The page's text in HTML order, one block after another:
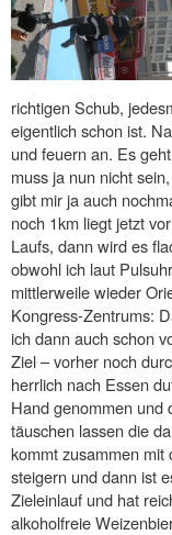
richtigen Schub,
eigentlich schon ist.
und feuern an. Es
muss ja nun nicht
gibt mir ja auch
noch 1km liegt jetzt
Laufs, dann wird es
obwohl ich laut
mittlerweile wieder
Kongress-Zentrums:
ich dann auch schon
Ziel – vorher noch
herrlich nach Essen
Hand genommen und
täuschen lassen die
kommt zusammen mit
steigern und dann ist
Zieleinlauf und hat
alkoholfreie